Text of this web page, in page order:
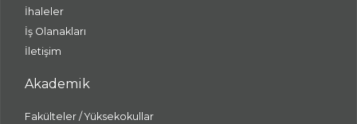
İhaleler
İş Olanakları
İletişim
Akademik
Fakülteler / Yüksekokullar